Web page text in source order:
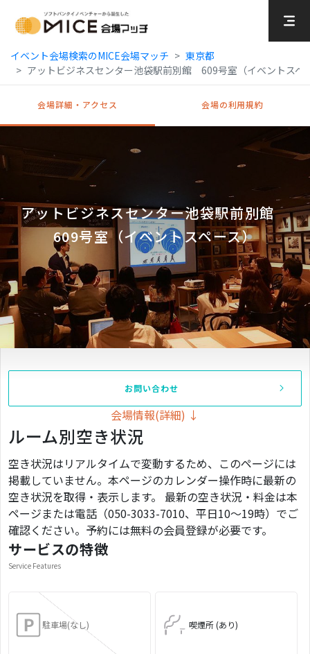
イベント会場検索のMICE会場マッチ
東京都
アットビジネスセンター池袋駅前別館 609号室（イベントスペ
会場詳細・アクセス 会場の利用規約
アットビジネスセンター池袋駅前別館
609号室（イベントスペース）
お問い合わせ
会場情報(詳細) ↓
ルーム別空き状況
空き状況はリアルタイムで変動するため、このページには
掲載していません。本ページのカレンダー操作時に最新の
空き状況を取得・表示します。 最新の空き状況・料金は本
ページまたは電話（050-3033-7010、平日10〜19時）でご
確認ください。予約には無料の会員登録が必要です。
サービスの特徴
Service Features
駐車場(なし) 喫煙所 (あり)